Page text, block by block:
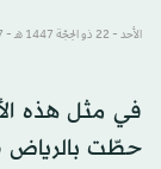
الأحد - 22 ذو الحِجّة 1447 هـ - 7 يونيو 2026 م
حطّت بالرياض